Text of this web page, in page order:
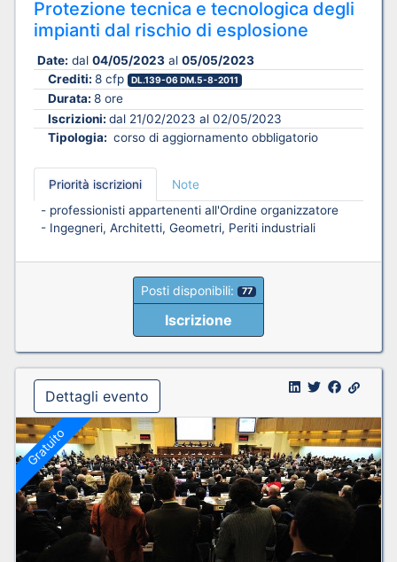
Protezione tecnica e tecnologica degli
impianti dal rischio di esplosione
Date: dal 04/05/2023 al 05/05/2023
Crediti: 8 cfp DL.139-06 DM.5-8-2011
Durata: 8 ore
Iscrizioni: dal 21/02/2023 al 02/05/2023
Tipologia: corso di aggiornamento obbligatorio
Priorità iscrizioni
Note
- professionisti appartenenti all'Ordine organizzatore
- Ingegneri, Architetti, Geometri, Periti industriali
Posti disponibili: 77
Iscrizione
Dettagli evento
Gratuito